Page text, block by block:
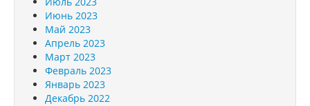
Июнь 2023
Май 2023
Апрель 2023
Март 2023
Февраль 2023
Январь 2023
Декабрь 2022